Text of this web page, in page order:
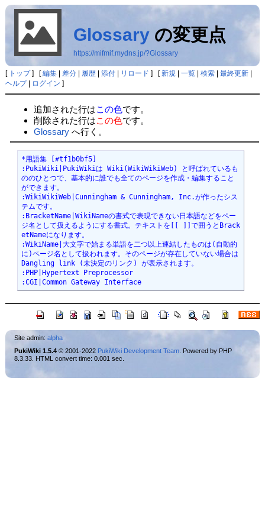
Glossaryの変更点
https://mifmif.mydns.jp/?Glossary
[ トップ] [編集| 差分| 履歴| 添付| リロード ] [新規| 一覧| 検索| 最終更新|
ヘルプ| ログイン ]
追加された行はこの色です。
削除された行はこの色です。
Glossaryへ行く。
*用語集 [#tf1b0bf5]
:PukiWiki|PukiWikiは Wiki(WikiWikiWeb) と呼ばれているも
ののひとつで、基本的に誰でも全てのページを作成・編集すること
ができます。
:WikiWikiWeb|Cunningham & Cunningham, Inc.が作ったシス
テムです。
:BracketName|WikiNameの書式で表現できない日本語などをペー
ジ名として扱えるようにする書式。テキストを[[ ]]で囲うとBrack
etNameになります。
:WikiName|大文字で始まる単語を二つ以上連結したものは(自動的
に)ページ名として扱われます。そのページが存在していない場合は
Dangling link (未決定のリンク) が表示されます。
:PHP|Hypertext Preprocessor
:CGI|Common Gateway Interface
Site admin: alpha
PukiWiki 1.5.4© 2001-2022 PukiWiki Development Team. Powered by PHP
8.3.33. HTML convert time: 0.001 sec.